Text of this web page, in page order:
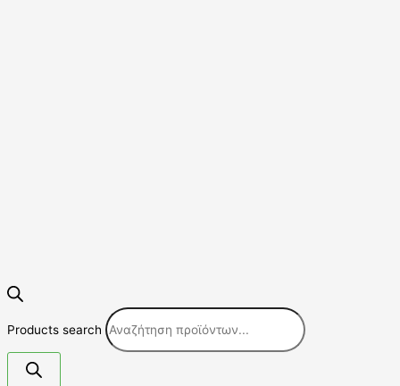
Products search